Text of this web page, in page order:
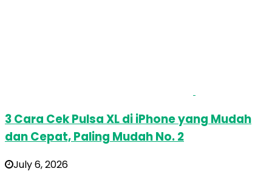
3 Cara Cek Pulsa XL di iPhone yang Mudah
dan Cepat, Paling Mudah No. 2
July 6, 2026